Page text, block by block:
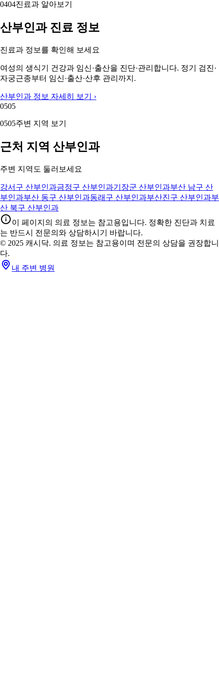
0404진료과 알아보기
산부인과 진료 정보
진료과 정보를 확인해 보세요
여성의 생식기 건강과 임신·출산을 진단·관리합니다. 정기 검진·
자궁근종부터 임신·출산·산후 관리까지.
산부인과 정보 자세히 보기 ›
0505
0505주변 지역 보기
근처 지역 산부인과
주변 지역도 둘러보세요
강서구 산부인과금정구 산부인과기장군 산부인과부산 남구 산
부인과부산 동구 산부인과동래구 산부인과부산진구 산부인과부
산 북구 산부인과
이 페이지의 의료 정보는 참고용입니다. 정확한 진단과 치료
는 반드시 전문의와 상담하시기 바랍니다.
© 2025 캐시닥. 의료 정보는 참고용이며 전문의 상담을 권장합니
다.
내 주변 병원